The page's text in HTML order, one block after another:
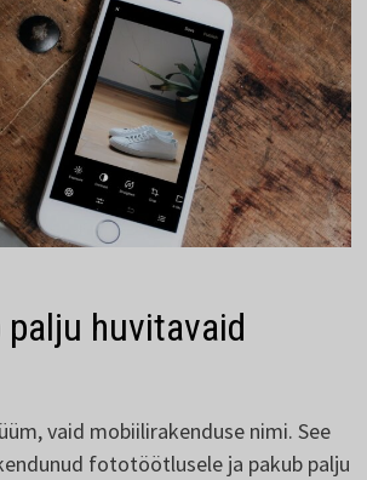
palju huvitavaid
vaid mobiilirakenduse nimi. See
fototöötlusele ja pakub palju